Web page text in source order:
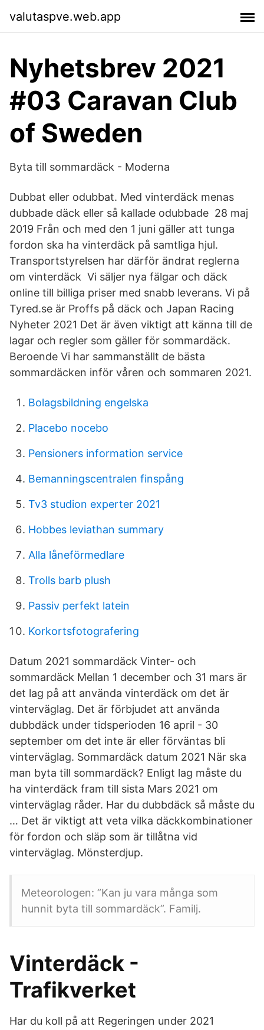
valutaspve.web.app
Nyhetsbrev 2021
#03 Caravan Club
of Sweden
Byta till sommardäck - Moderna
Dubbat eller odubbat. Med vinterdäck menas
dubbade däck eller så kallade odubbade 28 maj
2019 Från och med den 1 juni gäller att tunga
fordon ska ha vinterdäck på samtliga hjul.
Transportstyrelsen har därför ändrat reglerna
om vinterdäck Vi säljer nya fälgar och däck
online till billiga priser med snabb leverans. Vi på
Tyred.se är Proffs på däck och Japan Racing
Nyheter 2021 Det är även viktigt att känna till de
lagar och regler som gäller för sommardäck.
Beroende Vi har sammanställt de bästa
sommardäcken inför våren och sommaren 2021.
Bolagsbildning engelska
Placebo nocebo
Pensioners information service
Bemanningscentralen finspång
Tv3 studion experter 2021
Hobbes leviathan summary
Alla låneförmedlare
Trolls barb plush
Passiv perfekt latein
Korkortsfotografering
Datum 2021 sommardäck Vinter- och
sommardäck Mellan 1 december och 31 mars är
det lag på att använda vinterdäck om det är
vinterväglag. Det är förbjudet att använda
dubbdäck under tidsperioden 16 april - 30
september om det inte är eller förväntas bli
vinterväglag. Sommardäck datum 2021 När ska
man byta till sommardäck? Enligt lag måste du
ha vinterdäck fram till sista Mars 2021 om
vinterväglag råder. Har du dubbdäck så måste du
… Det är viktigt att veta vilka däckkombinationer
för fordon och släp som är tillåtna vid
vinterväglag. Mönsterdjup.
Meteorologen: ”Kan ju vara många som
hunnit byta till sommardäck”. Familj.
Vinterdäck -
Trafikverket
Har du koll på att Regeringen under 2021